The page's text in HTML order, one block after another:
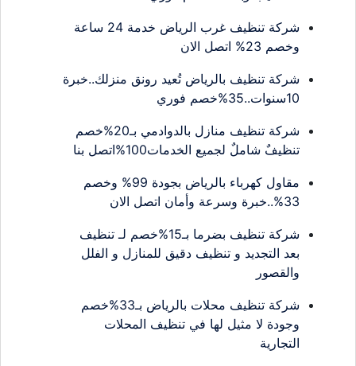
شركة تنظيف غرب الرياض خدمة 24 ساعة
وخصم 23% اتصل الان
شركة تنظيف بالرياض تُعيد رونق منزلك..خبرة
10سنوات..35%خصم فوري
شركة تنظيف منازل بالدوادمي بـ20%خصم
تنظيفٌ شاملٌ لجميع الخدمات100%اتصل بنا
مقاول كهرباء بالرياض بجودة 99% وخصم
33%..خبرة وسرعة وأمان اتصل الان
شركة تنظيف بضرما بـ15%خصم لـ تنظيف
بعد التجديد و تنظيف دقيق للمنازل و الفلل
والقصور
شركة تنظيف محلات بالرياض بـ33%خصم
وجودة لا مثيل لها في تنظيف المحلات
التجارية